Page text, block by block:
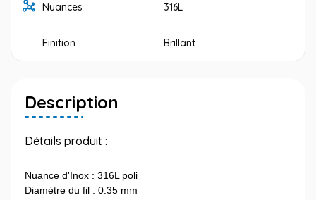
Nuances 316L
Finition Brillant
Description
Détails produit :
Nuance d'Inox : 316L poli
Diamètre du fil : 0.35 mm